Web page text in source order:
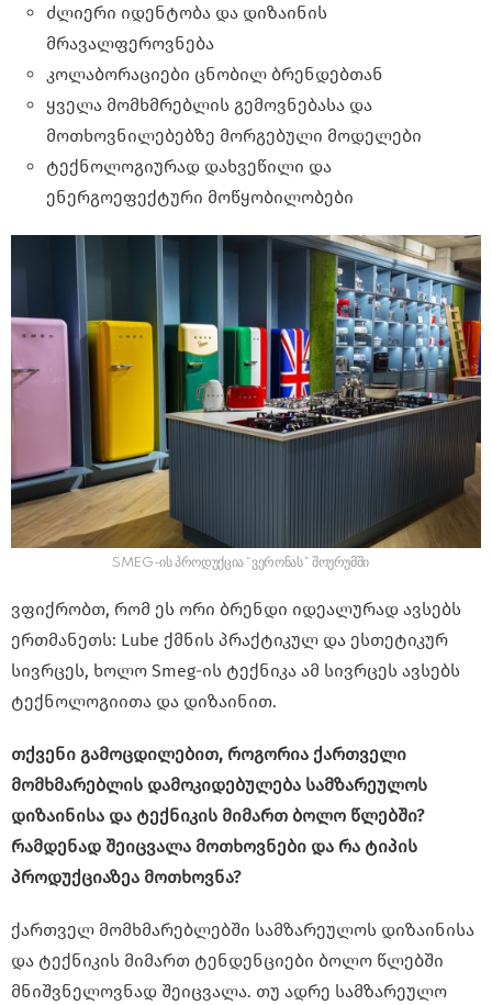
ძლიერი იდენტობა და დიზაინის
მრავალფეროვნება
კოლაბორაციები ცნობილ ბრენდებთან
ყველა მომხმრებლის გემოვნებასა და
მოთხოვნილებებზე მორგებული მოდელები
ტექნოლოგიურად დახვეწილი და
ენერგოეფექტური მოწყობილობები
SMEG-ის პროდუქცია “ვერონას” შოურუმში
ვფიქრობთ, რომ ეს ორი ბრენდი იდეალურად ავსებს
ერთმანეთს: Lube ქმნის პრაქტიკულ და ესთეტიკურ
სივრცეს, ხოლო Smeg-ის ტექნიკა ამ სივრცეს ავსებს
ტექნოლოგიითა და დიზაინით.
თქვენი გამოცდილებით, როგორია ქართველი
მომხმარებლის დამოკიდებულება სამზარეულოს
დიზაინისა და ტექნიკის მიმართ ბოლო წლებში?
რამდენად შეიცვალა მოთხოვნები და რა ტიპის
პროდუქციაზეა მოთხოვნა?
ქართველ მომხმარებლებში სამზარეულოს დიზაინისა
და ტექნიკის მიმართ ტენდენციები ბოლო წლებში
მნიშვნელოვნად შეიცვალა. თუ ადრე სამზარეულო